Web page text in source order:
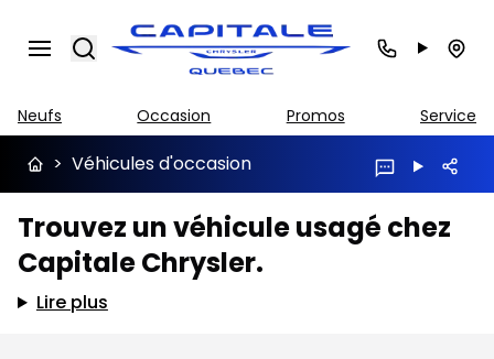
Search
Neufs Occasion Promos Service
> Véhicules d'occasion
Trouvez un véhicule usagé chez
Capitale Chrysler.
Lire plus